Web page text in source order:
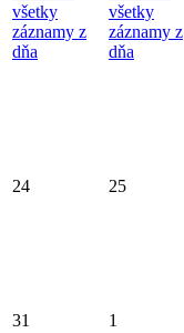
všetky
záznamy z
dňa
všetky
záznamy z
dňa
24 25
31 1